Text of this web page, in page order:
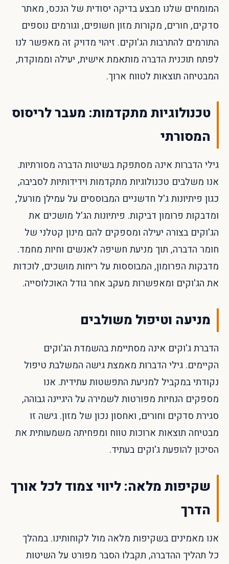
המומחים שלנו מבצע בדיקה יסודית של הנכס, מאתר
סדקים, חורים, מקורות מזון חשופים, וגורמים נוספים
התורמים להתרבות הג'וקים. זיהוי מדויק זה מאפשר לנו
לפתח תוכנית הדברה מותאמת אישית, יעילה וממוקדת,
המבטיחה תוצאות לטווח ארוך.
טכנולוגיות מתקדמות: מעבר לריסוס
המסורתי
גילי הדברות אינה מסתפקת בשיטות הדברה מסורתיות.
אנו משלבים טכנולוגיות מתקדמות וידידותיות לסביבה,
כגון פיתיונות ג'ל חדשניים המבוססים על עמילן מורעל,
ומדבקות פרומון דביקות. פיתיונות הג'ל מושכים את
הג'וקים בצורה יעילה ומספקים להם מינון קטלני של
חומר הדברה, תוך מניעת חשיפה לאנשים וחיות מחמד.
מדבקות הפרומון, המבוססות על ריחות מושכים, לוכדות
את הג'וקים ומאפשרות מעקב אחר גודל האוכלוסייה.
מניעה וטיפול משולבים
הדברת ג'וקים אינה מסתיימת בהשמדת הג'וקים
הקיימים. גילי הדברות מאמצת גישה המשלבת טיפול
נקודתי במקביל למניעת התפשטות עתידית. אנו
מספקים הנחיות מפורטות לשמירה על היגיינה גבוהה,
סגירת סדקים וחורים, ואחסון נכון של מזון. גישה זו
מבטיחה תוצאות ארוכות טווח ומפחיתה משמעותית את
הסיכון להופעת ג'וקים בעתיד.
שקיפות מלאה: ליווי צמוד לכל אורך
הדרך
אנו מאמינים בשקיפות מלאה מול לקוחותינו. במהלך
כל תהליך ההדברה, תקבלו הסבר מפורט על השיטות